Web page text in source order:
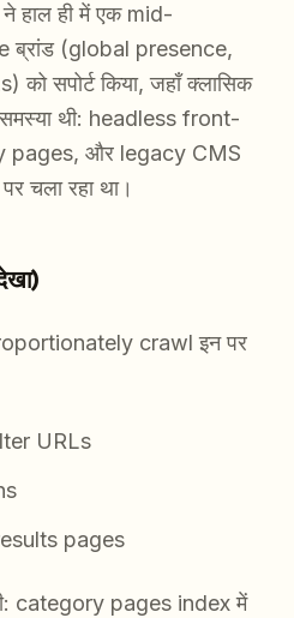
हाल ही में एक mid-
ब्रांड (global presence,
सपोर्ट किया, जहाँ क्लासिक
थी: headless front-
pages, और legacy CMS
चला रहा था।
crawl इन पर
URLs
pages
category pages index में